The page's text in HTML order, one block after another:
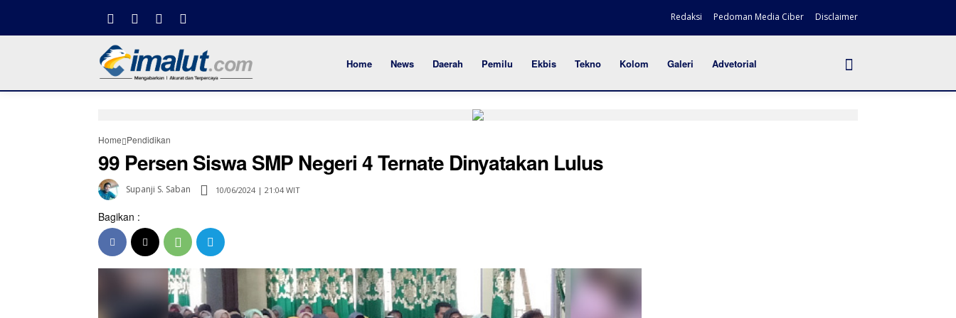
Redaksi Pedoman Media Ciber Disclaimer
Home News Daerah Pemilu Ekbis Tekno Kolom Galeri Advetorial
Home Pendidikan
99 Persen Siswa SMP Negeri 4 Ternate Dinyatakan Lulus
Supanji S. Saban 10/06/2024 | 21:04 WIT
Bagikan :